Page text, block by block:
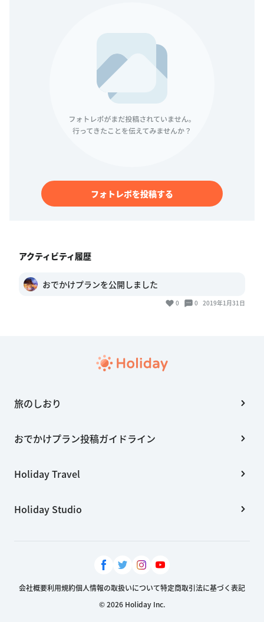
フォトレポを投稿する
アクティビティ履歴
おでかけプランを公開しました
0 0 2019年1月31日
旅のしおり
おでかけプラン投稿ガイドライン
Holiday Travel
Holiday Studio
会社概要利用規約個人情報の取扱いについて特定商取引法に基づく表記
© 2026 Holiday Inc.